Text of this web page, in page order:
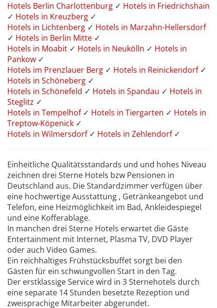
Hotels Berlin Charlottenburg ✓ Hotels in Friedrichshain
✓ Hotels in Kreuzberg ✓
Hotels in Lichtenberg ✓ Hotels in Marzahn-Hellersdorf
✓ Hotels in Berlin Mitte ✓
Hotels in Moabit ✓ Hotels in Neukölln ✓ Hotels in
Pankow ✓
Hotels im Prenzlauer Berg ✓ Hotels in Reinickendorf ✓
Hotels in Schöneberg ✓
Hotels in Schönefeld ✓ Hotels in Spandau ✓ Hotels in
Steglitz ✓
Hotels in Tempelhof ✓ Hotels in Tiergarten ✓ Hotels in
Treptow-Köpenick ✓
Hotels in Wilmersdorf ✓ Hotels in Zehlendorf✓
Einheitliche Qualitätsstandards und und hohes Niveau
zeichnen drei Sterne Hotels bzw Pensionen in
Deutschland aus. Die Standardzimmer verfügen über
eine hochwertige Ausstattung , Getränkeangebot und
Telefon, eine Heizmöglichkeit im Bad, Ankleidespiegel
und eine Kofferablage.
In manchen drei Sterne Hotels erwartet die Gäste
Entertainment mit Internet, Plasma TV, DVD Player
oder auch Video Games.
Ein reichhaltiges Frühstücksbuffet sorgt bei den
Gästen für ein schwungvollen Start in den Tag.
Der erstklassige Service wird in 3 Sternehotels durch
eine separate 14 Stunden besetzte Rezeption und
zweisprachige Mitarbeiter abgerundet.